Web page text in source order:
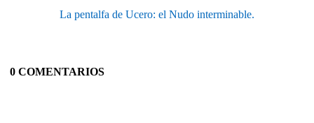
La pentalfa de Ucero: el Nudo interminable.
0 COMENTARIOS